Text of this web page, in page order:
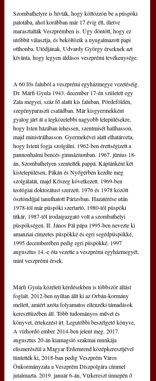
Szombathelyre is hívták, hogy költözzön be a püspöki
palotába, ahol korábban már 17 évig élt, illetve
marasztalták Veszprémben is. Úgy döntött, hogy ez
utóbbit választja, és beköltözik a nyugalmazott papi
otthonba. Utódjának, Udvardy György érseknek azt
kívánta, hogy legyen áldásos veszprémi tevékenysége.
A 60 fős faluból a veszprémi egyházmegye vezetéséig.
Dr. Márfi Gyula 1943. december 17-én született egy
Zala megyei, száz fő alatti kis faluban, Pördeföldén,
szegényparaszti családban. Már kisgyermekként
gyalog járt át a legközelebbi nagyobb településekre,
hogy Isten házában lehessen, szentmisét hallhasson,
majd ministrálhasson. Gyermekévei alatt elhatározta,
hogy Istent fogja szolgálni. 1962-ben érettségizett a
pannonhalmi bencés gimnáziumban. 1967. június 18-
án, Szombathelyen szentelték pappá. Káplánként két
kistelepülésen, Pákán és Nyőgérben kezdte meg
szolgálatát, majd Kőszeg következett. 1969-ben
teológiai doktorátust szerzett. 1976 és 1978 között
ösztöndíjjal tanulhatott Párizsban. Hazatérése után
1978-tól már püspöki szertartó, 1980-tól püspöki
titkár, 1987-től irodaigazgató volt a szombathelyi
püspökségen. II. János Pál pápa 1995-ben nevezte ki
amanziai címzetes püspökké és egri segédpüspökké,
1995 decemberében pedig egri püspökké. 1997
augusztus 14.-e óta vezette a veszprémi egyházmegyét,
mint veszprémi érsek.
Márfi Gyula közéleti kérdésekben is többször állást
foglalt. 2012-ben nyíltan állt ki az Orbán-kormány
mellett, amiért azóta folyamatos ellenzéki támadások
kereszttüzében áll. Több tudományos művet és
könyvet, értekezést írt. Legutóbbi beszélgető könyve,
A vízhordó ember 2014-ben jelent meg. 2017.
augusztus 20-án kiamagsló szakmai munkája
elismeréséül a Magyar Érdemrend középkeresztjével
tüntették ki, 2018-ban pedig Veszprém Város
Önkormányzata a Veszprém Díszpolgára címmel
jutalmazta. 2019. január 6-án, Vízkereszt ünnepén ő